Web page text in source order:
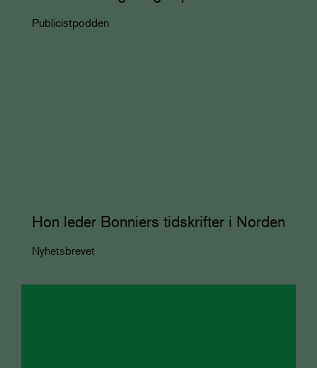
Publicistpodden
Hon leder Bonniers tidskrifter i Norden
Nyhetsbrevet